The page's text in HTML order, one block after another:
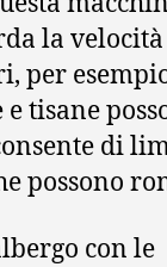
la
per
tisane
di
possono
con le